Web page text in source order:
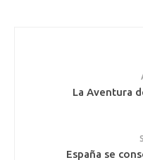
La Aventura
España se